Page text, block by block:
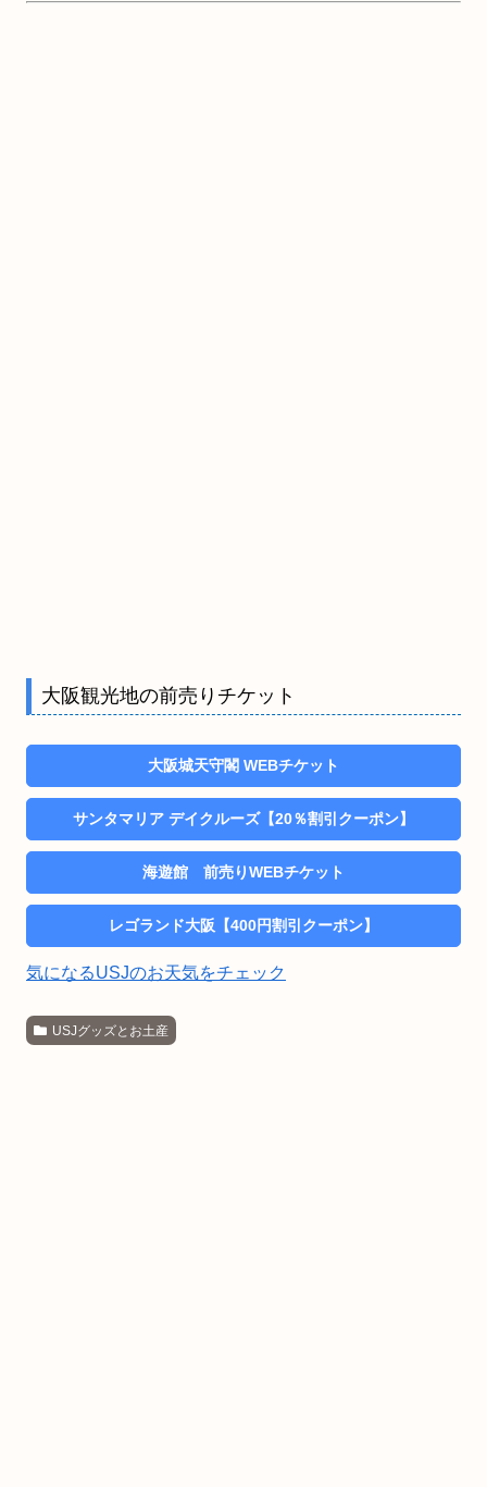
大阪観光地の前売りチケット
大阪城天守閣 WEBチケット
サンタマリア デイクルーズ【20％割引クーポン】
海遊館 前売りWEBチケット
レゴランド大阪【400円割引クーポン】
気になるUSJのお天気をチェック
USJグッズとお土産